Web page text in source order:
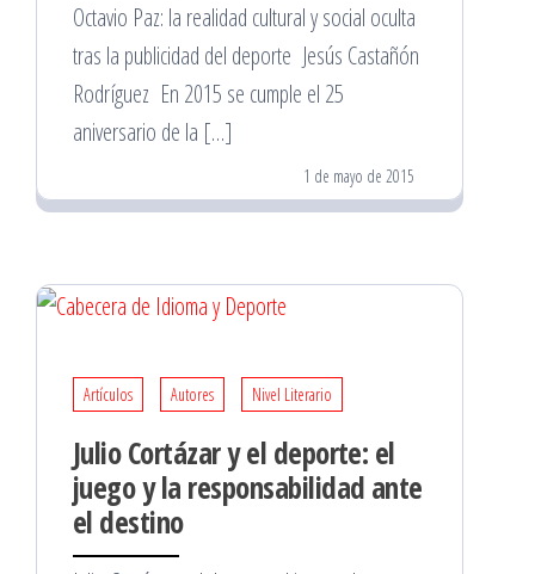
Octavio Paz: la realidad cultural y social oculta
tras la publicidad del deporte Jesús Castañón
Rodríguez En 2015 se cumple el 25
aniversario de la […]
1 de mayo de 2015
Artículos Autores Nivel Literario
Julio Cortázar y el deporte: el
juego y la responsabilidad ante
el destino